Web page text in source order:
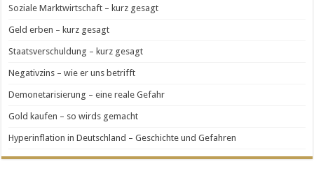
Soziale Marktwirtschaft – kurz gesagt
Geld erben – kurz gesagt
Staatsverschuldung – kurz gesagt
Negativzins – wie er uns betrifft
Demonetarisierung – eine reale Gefahr
Gold kaufen – so wirds gemacht
Hyperinflation in Deutschland – Geschichte und Gefahren